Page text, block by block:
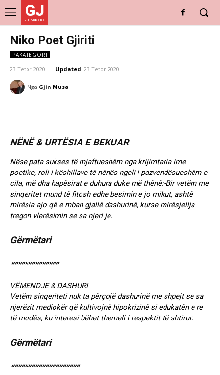
GJ
DRITARE E RE
Niko Poet Gjiriti
PAKATEGORI
23 Tetor 2020 Updated: 23 Tetor 2020
Nga Gjin Musa
NËNË & URTËSIA E BEKUAR
Nëse pata sukses të mjaftueshëm nga krijimtaria ime
poetike, roli i këshillave të nënës ngeli i pazvendësueshëm e
cila, më dha hapësirat e duhura duke më thënë:-Bir vetëm me
sinqeritet mund të fitosh edhe besimin e jo mikut, ashtë
mirësia ajo që e mban gjallë dashurinë, kurse mirësjellja
tregon vlerësimin se sa njeri je.
Gërmëtari
“”””””””””””””
VËMENDJE & DASHURI
Vetëm sinqeriteti nuk ta përçojë dashurinë me shpejt se sa
njerëzit mediokër që kultivojnë hipokrizinë si edukatën e re
të modës, ku interesi bëhet themeli i respektit të shtirur.
Gërmëtari
“”””””””””””””””””””